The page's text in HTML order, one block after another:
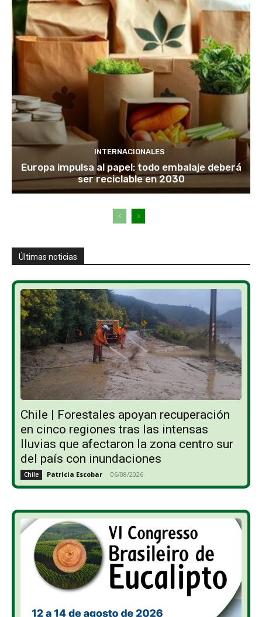
INTERNACIONALES
Europa impulsa al papel: todo embalaje deberá
ser reciclable en 2030
Últimas noticias
Chile | Forestales apoyan recuperación
en cinco regiones tras las intensas
lluvias que afectaron la zona centro sur
del país con inundaciones
Chile Patricia Escobar - 06/08/2026